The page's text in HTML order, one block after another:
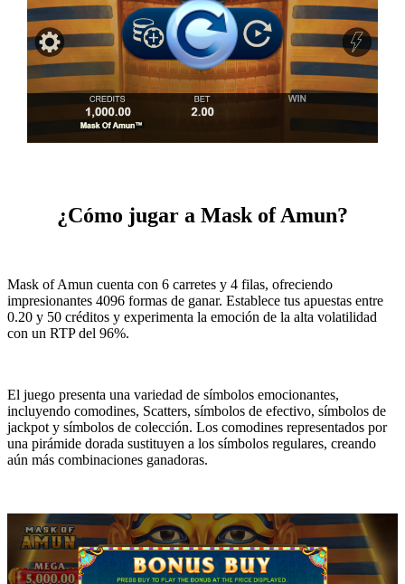
¿Cómo jugar a Mask of Amun?
Mask of Amun cuenta con 6 carretes y 4 filas, ofreciendo
impresionantes 4096 formas de ganar. Establece tus apuestas entre
0.20 y 50 créditos y experimenta la emoción de la alta volatilidad
con un RTP del 96%.
El juego presenta una variedad de símbolos emocionantes,
incluyendo comodines, Scatters, símbolos de efectivo, símbolos de
jackpot y símbolos de colección. Los comodines representados por
una pirámide dorada sustituyen a los símbolos regulares, creando
aún más combinaciones ganadoras.